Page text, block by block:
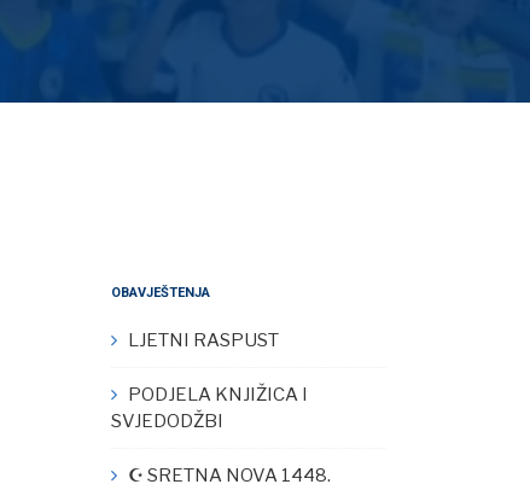
OBAVJEŠTENJA
LJETNI RASPUST
PODJELA KNJIŽICA I
SVJEDODŽBI
☪︎ SRETNA NOVA 1448.